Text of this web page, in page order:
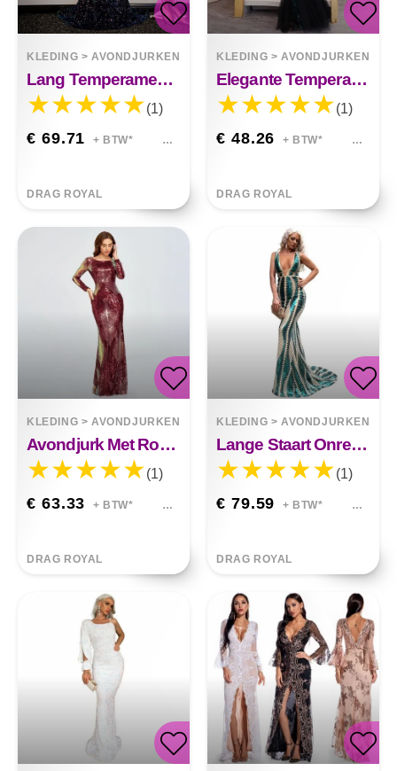
KLEDING >AVONDJURKEN
Lang Temperament Fishtail Pailletten Waardige Banket Slepende Rok
(1)
€ 69.71 + BTW*
DRAG ROYAL
KLEDING >AVONDJURKEN
Elegante Temperament Lange Fishtail Pailletten Sexy Jurk
(1)
€ 48.26 + BTW*
DRAG ROYAL
KLEDING >AVONDJURKEN
Avondjurk Met Ronde Hals En Halster Met Lovertjes En Lange Mouwen
(1)
€ 63.33 + BTW*
DRAG ROYAL
KLEDING >AVONDJURKEN
Lange Staart Onregelmatige Gestreepte Avondjurk Met Pailletten
(1)
€ 79.59 + BTW*
DRAG ROYAL